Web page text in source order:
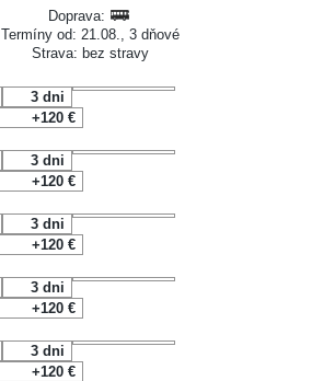
Doprava:
Termíny od: 21.08., 3 dňové
Strava: bez stravy
3 dni
+120 €
3 dni
+120 €
3 dni
+120 €
3 dni
+120 €
3 dni
+120 €